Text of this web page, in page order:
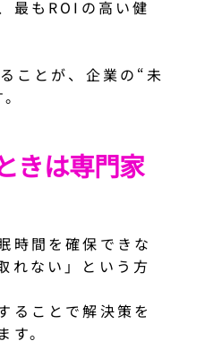
最もROIの高い健
ことが、企業の“未
きは専門家
時間を確保できな
れない」という方
ることで解決策を
。